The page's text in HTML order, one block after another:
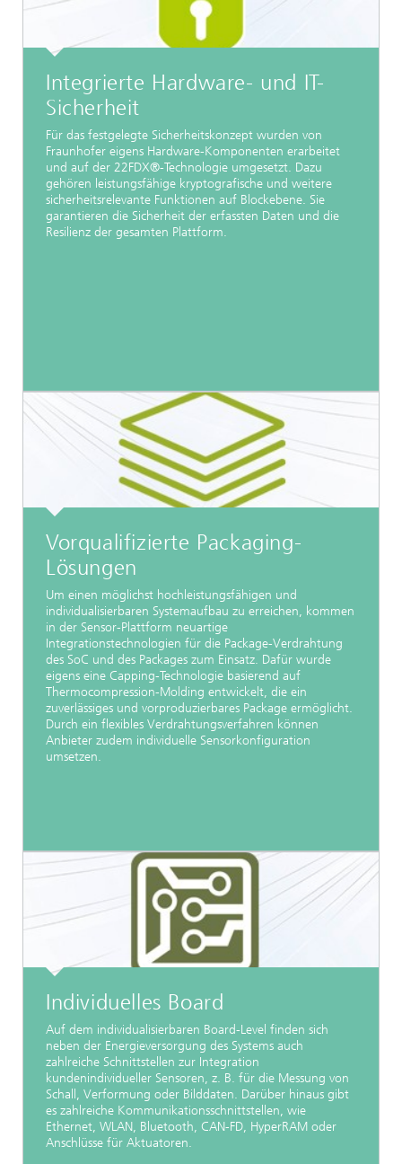
Integrierte Hardware- und IT-
Sicherheit
Für das festgelegte Sicherheitskonzept wurden von
Fraunhofer eigens Hardware-Komponenten erarbeitet
und auf der 22FDX®-Technologie umgesetzt. Dazu
gehören leistungsfähige kryptografische und weitere
sicherheitsrelevante Funktionen auf Blockebene. Sie
garantieren die Sicherheit der erfassten Daten und die
Resilienz der gesamten Plattform.
Vorqualifizierte Packaging-
Lösungen
Um einen möglichst hochleistungsfähigen und
individualisierbaren Systemaufbau zu erreichen, kommen
in der Sensor-Plattform neuartige
Integrationstechnologien für die Package-Verdrahtung
des SoC und des Packages zum Einsatz. Dafür wurde
eigens eine Capping-Technologie basierend auf
Thermocompression-Molding entwickelt, die ein
zuverlässiges und vorproduzierbares Package ermöglicht.
Durch ein flexibles Verdrahtungsverfahren können
Anbieter zudem individuelle Sensorkonfiguration
umsetzen.
Individuelles Board
Auf dem individualisierbaren Board-Level finden sich
neben der Energieversorgung des Systems auch
zahlreiche Schnittstellen zur Integration
kundenindividueller Sensoren, z. B. für die Messung von
Schall, Verformung oder Bilddaten. Darüber hinaus gibt
es zahlreiche Kommunikationsschnittstellen, wie
Ethernet, WLAN, Bluetooth, CAN-FD, HyperRAM oder
Anschlüsse für Aktuatoren.